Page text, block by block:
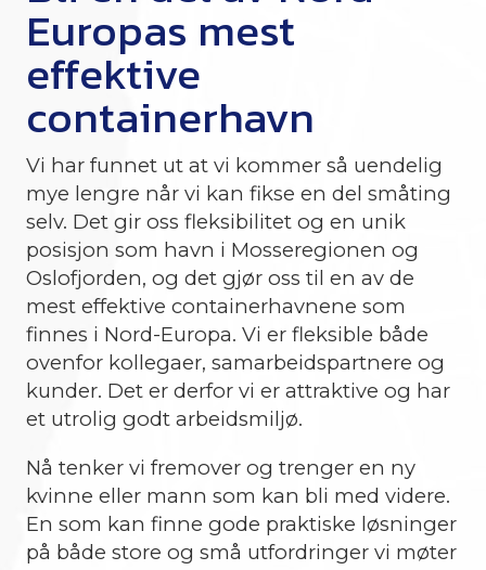
Europas mest
effektive
containerhavn
Vi har funnet ut at vi kommer så uendelig
mye lengre når vi kan fikse en del småting
selv. Det gir oss fleksibilitet og en unik
posisjon som havn i Mosseregionen og
Oslofjorden, og det gjør oss til en av de
mest effektive containerhavnene som
finnes i Nord-Europa. Vi er fleksible både
ovenfor kollegaer, samarbeidspartnere og
kunder. Det er derfor vi er attraktive og har
et utrolig godt arbeidsmiljø.
Nå tenker vi fremover og trenger en ny
kvinne eller mann som kan bli med videre.
En som kan finne gode praktiske løsninger
på både store og små utfordringer vi møter